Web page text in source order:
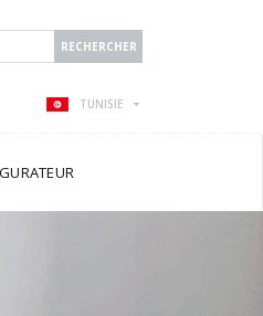
TUNISIE